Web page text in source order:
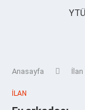
Anasayfa İlan
İLAN